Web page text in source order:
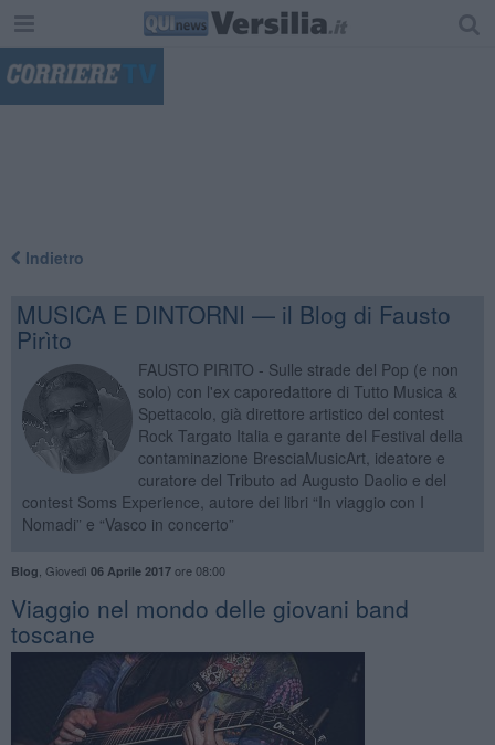
Indietro
MUSICA E DINTORNI — il Blog di Fausto
Pirìto
FAUSTO PIRITO - Sulle strade del Pop (e non
solo) con l'ex caporedattore di Tutto Musica &
Spettacolo, già direttore artistico del contest
Rock Targato Italia e garante del Festival della
contaminazione BresciaMusicArt, ideatore e
curatore del Tributo ad Augusto Daolio e del
contest Soms Experience, autore dei libri “In viaggio con I
Nomadi” e “Vasco in concerto”
Blog Giovedì 06 Aprile 2017ore 08:00
Viaggio nel mondo delle giovani band
toscane